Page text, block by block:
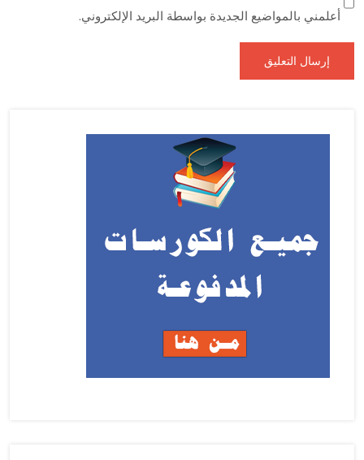
أعلمني بالمواضيع الجديدة بواسطة البريد الإلكتروني.